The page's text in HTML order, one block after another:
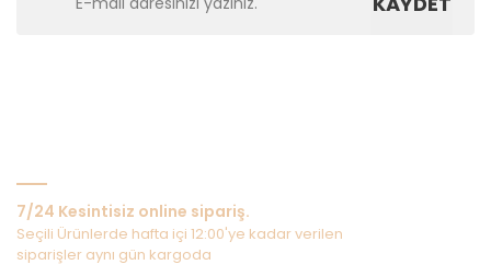
7/24 Kesintisiz online sipariş.
Seçili Ürünlerde hafta içi 12:00'ye kadar verilen
siparişler aynı gün kargoda